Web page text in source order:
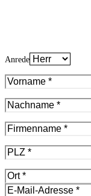
Anrede